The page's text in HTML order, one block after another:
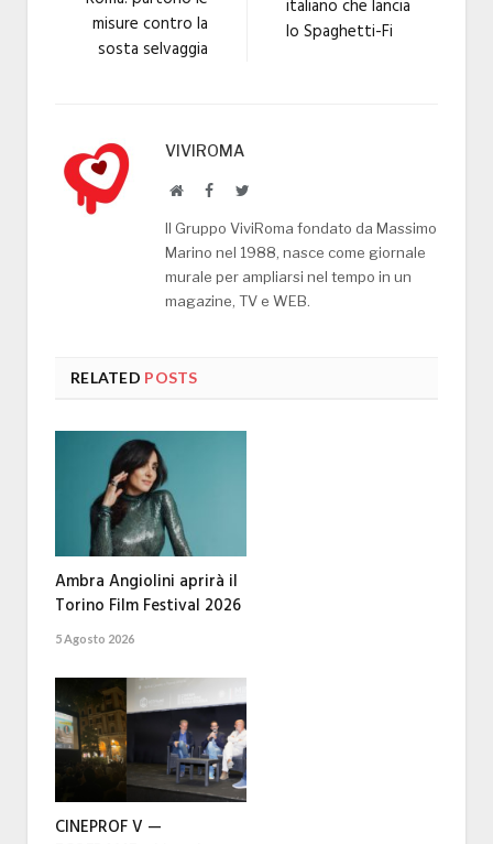
misure contro la
sosta selvaggia
italiano che lancia
lo Spaghetti-Fi
VIVIROMA
WebsiteFacebookTwitter
Il Gruppo ViviRoma fondato da Massimo
Marino nel 1988, nasce come giornale
murale per ampliarsi nel tempo in un
magazine, TV e WEB.
RELATED POSTS
Ambra Angiolini aprirà il
Torino Film Festival 2026
5 Agosto 2026
CINEPROF V —